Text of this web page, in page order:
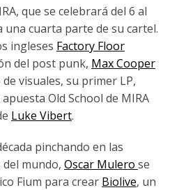
que se celebrará del 6 al
una cuarta parte de su cartel.
ingleses Factory Floor
del post punk, Max Cooper
visuales, su primer LP,
Old School de MIRA
Luke Vibert.
pinchando en las
mundo, Oscar Mulero se
Fium para crear Biolive, un